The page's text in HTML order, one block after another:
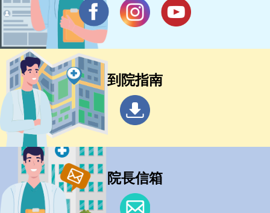
到院指南
院長信箱